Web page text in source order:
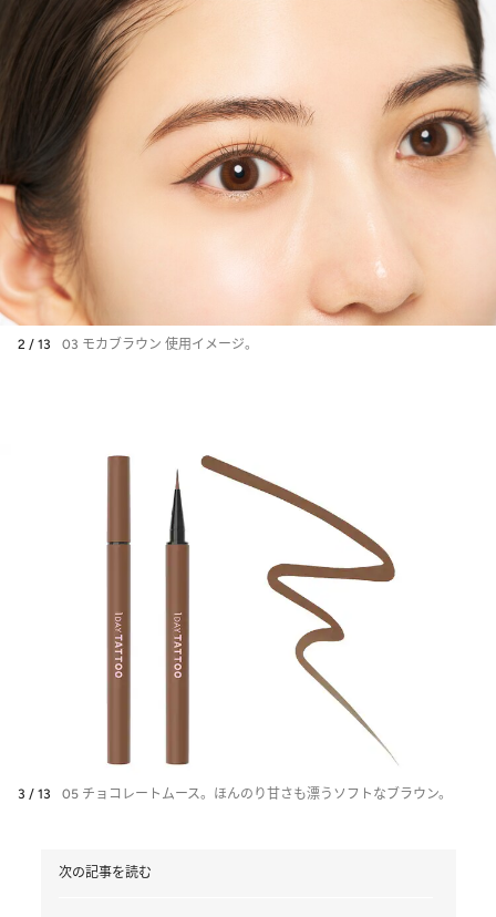
2 / 13 03 モカブラウン 使用イメージ。
3 / 13 05 チョコレートムース。ほんのり甘さも漂うソフトなブラウン。
次の記事を読む